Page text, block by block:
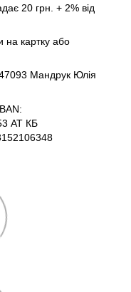
20 грн. + 2% від
на картку або
Мандрук Юлія
АТ КБ